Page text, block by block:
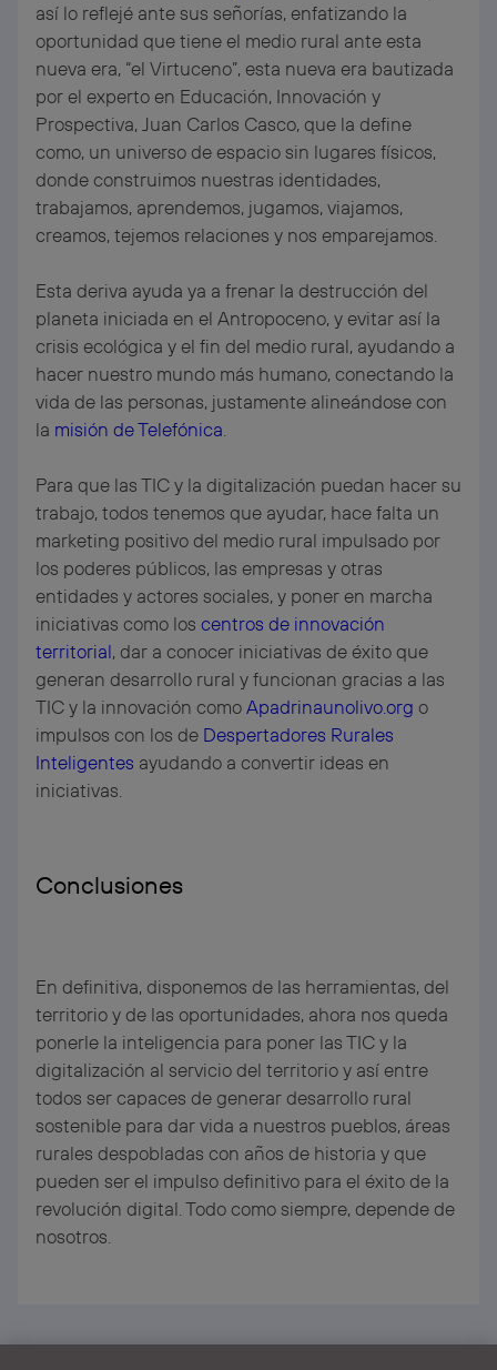
así lo reflejé ante sus señorías, enfatizando la
oportunidad que tiene el medio rural ante esta
nueva era, “el Virtuceno”, esta nueva era bautizada
por el experto en Educación, Innovación y
Prospectiva, Juan Carlos Casco, que la define
como, un universo de espacio sin lugares físicos,
donde construimos nuestras identidades,
trabajamos, aprendemos, jugamos, viajamos,
creamos, tejemos relaciones y nos emparejamos.
Esta deriva ayuda ya a frenar la destrucción del
planeta iniciada en el Antropoceno, y evitar así la
crisis ecológica y el fin del medio rural, ayudando a
hacer nuestro mundo más humano, conectando la
vida de las personas, justamente alineándose con
la misión de Telefónica
Para que las TIC y la digitalización puedan hacer su
trabajo, todos tenemos que ayudar, hace falta un
marketing positivo del medio rural impulsado por
los poderes públicos, las empresas y otras
entidades y actores sociales, y poner en marcha
iniciativas como los centros de innovación
territorial, dar a conocer iniciativas de éxito que
generan desarrollo rural y funcionan gracias a las
TIC y la innovación comoApadrinaunolivo.org o
impulsos con los de Despertadores Rurales
Inteligentes ayudando a convertir ideas en
iniciativas.
Conclusiones
En definitiva, disponemos de las herramientas, del
territorio y de las oportunidades, ahora nos queda
ponerle la inteligencia para poner las TIC y la
digitalización al servicio del territorio y así entre
todos ser capaces de generar desarrollo rural
sostenible para dar vida a nuestros pueblos, áreas
rurales despobladas con años de historia y que
pueden ser el impulso definitivo para el éxito de la
revolución digital. Todo como siempre, depende de
nosotros.